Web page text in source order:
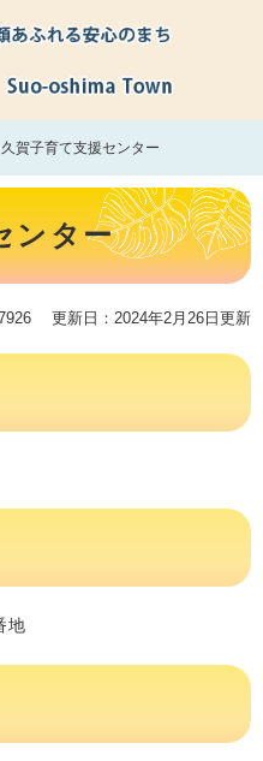
久賀子育て支援センター
ンター
更新日：2024年2月26日更新
地